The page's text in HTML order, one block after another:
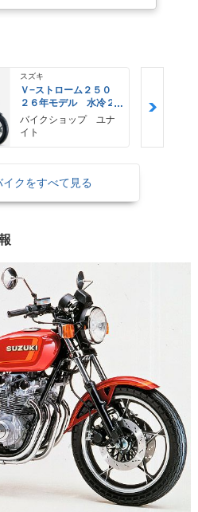
スズキ
Ｖ−ストローム２５０
２６年モデル 水冷２
気筒エンジン ＬＥＤ
ヘッドライト標準装備
バイクショップ ユナ
イト
イクをすべて見る